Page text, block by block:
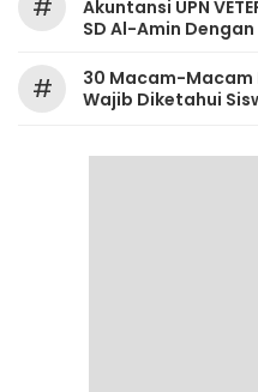
#
Akuntansi UPN
SD Al-Amin
#
30 Macam-Macam
Wajib Diketahui